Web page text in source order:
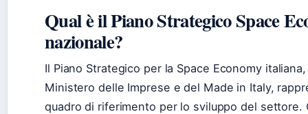
Qual è il Piano Strategico Space
nazionale?
Il Piano Strategico per la Space Economy
Ministero delle Imprese e del Made in Italy,
quadro di riferimento per lo sviluppo del settore.